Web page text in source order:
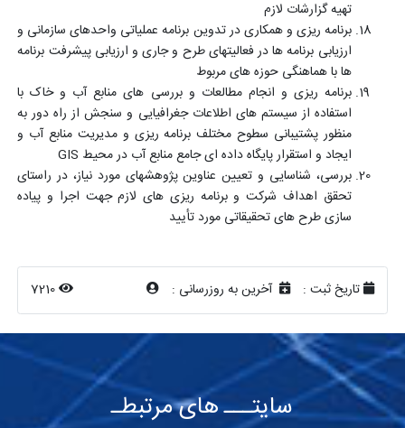
تهیه گزارشات لازم
برنامه ریزی و همکاری در تدوین برنامه عملیاتی واحدهای سازمانی و
ارزیابی برنامه ها در فعالیتهای طرح و جاری و ارزیابی پیشرفت برنامه
ها با هماهنگی حوزه های مربوط
برنامه ریزی و انجام مطالعات و بررسی های منابع آب و خاک با
استفاده از سیستم های اطلاعات جغرافیایی و سنجش از راه دور به
منظور پشتیبانی سطوح مختلف برنامه ریزی و مدیریت منابع آب و
ایجاد و استقرار پایگاه داده ای جامع منابع آب در محیط GIS
بررسی، شناسایی و تعیین عناوین پژوهشهای مورد نیاز، در راستای
تحقق اهداف شرکت و برنامه ریزی های لازم جهت اجرا و پیاده
سازی طرح های تحقیقاتی مورد تأیید
تاریخ ثبت : آخرین به روزرسانی : 7210
سایتـــ های مرتبطـ